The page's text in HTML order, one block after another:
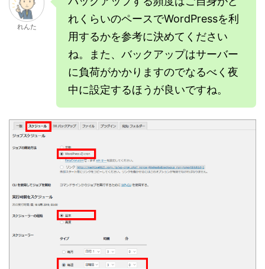
れんた
れくらいのペースでWordPressを利
用するかを参考に決めてください
ね。また、バックアップはサーバー
に負荷がかかりますのでなるべく夜
中に設定するほうが良いですね。